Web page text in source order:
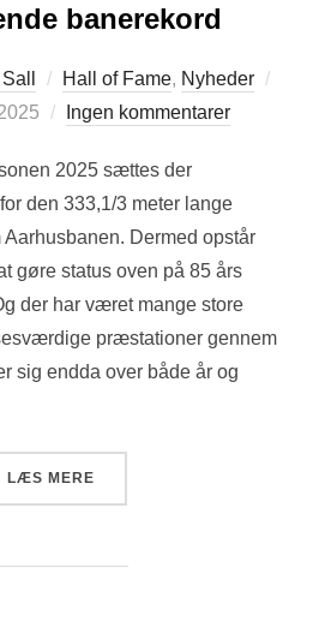
banerekord
Hall of Fame, Nyheder
Ingen kommentarer
2025 sættes der
den 333,1/3 meter lange
Dermed opstår
gøre status oven på 85 års
der har været mange store
præstationer gennem
sig endda over både år og
LÆS MERE“IMPONERENDE